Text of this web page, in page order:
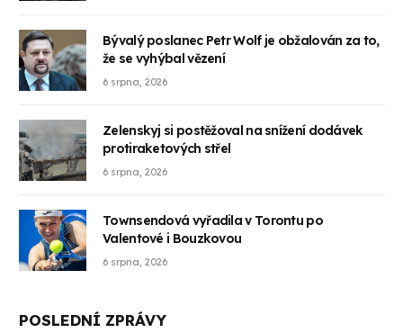
Bývalý poslanec Petr Wolf je obžalován za to,
že se vyhýbal vězení
6 srpna, 2026
Zelenskyj si postěžoval na snížení dodávek
protiraketových střel
6 srpna, 2026
Townsendová vyřadila v Torontu po
Valentové i Bouzkovou
6 srpna, 2026
POSLEDNÍ ZPRÁVY